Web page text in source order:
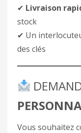
✔ Livraison
stock
✔ Un
des clés
Vous souhaitez